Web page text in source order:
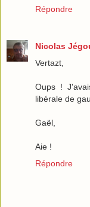
Répondre
Nicolas
Vertazt,
Oups !
libérale de
Gaël,
Aie !
Répondre